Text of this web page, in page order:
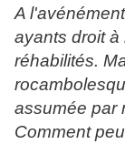
A
ayants droit à
réhabilités.
assumée par
Comment